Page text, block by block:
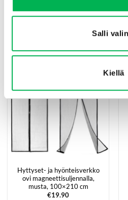
Salli
Kiellä
Hyönteisansa UV-valolla
€14.90
Hyttyset- ja hyönteisverkko
ovi magneettisuljennalla,
musta, 100×210 cm
€19.90